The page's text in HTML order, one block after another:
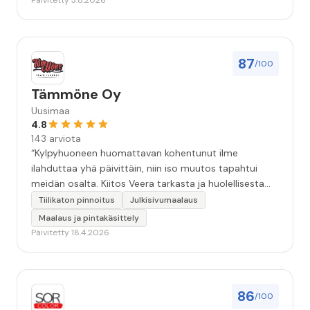
87/100
Tämmöne Oy
Uusimaa
4.8
143 arviota
“Kylpyhuoneen huomattavan kohentunut ilme
ilahduttaa yhä päivittäin, niin iso muutos tapahtui
meidän osalta. Kiitos Veera tarkasta ja huolellisesta
työstä, sekä ystävällisestä palvelusta!”
Tiilikaton pinnoitus
Julkisivumaalaus
Maalaus ja pintakäsittely
Päivitetty 18.4.2026
86/100